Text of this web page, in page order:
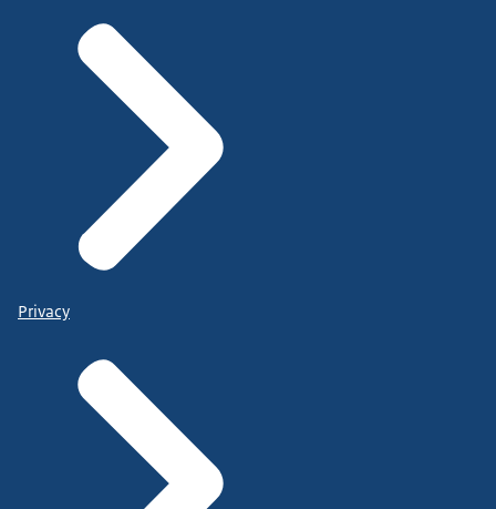
Privacy